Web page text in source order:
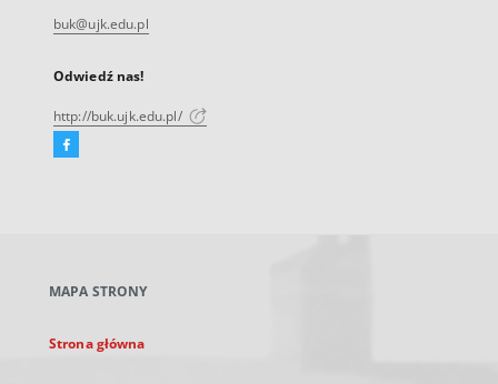
buk@ujk.edu.pl
Odwiedź nas!
http://buk.ujk.edu.pl/
Facebook
karcie
MAPA STRONY
Strona główna